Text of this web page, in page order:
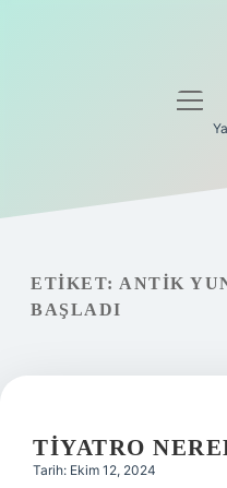
Gizlilik Politikası
Hakkımızda
ETIKET: ANTIK
BAŞLADI
TIYATRO
Tarih: Ekim 12, 2024